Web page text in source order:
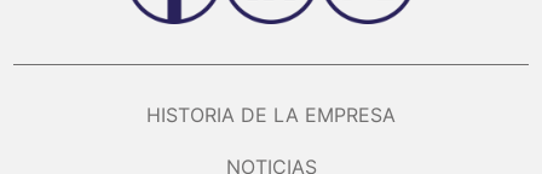
HISTORIA DE LA EMPRESA
NOTICIAS